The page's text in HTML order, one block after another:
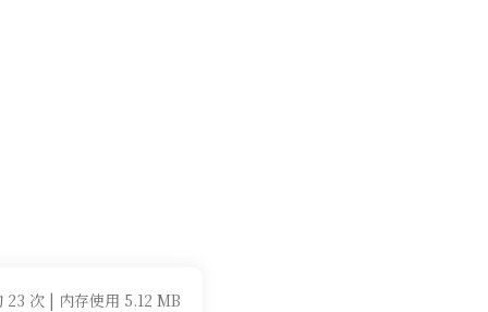
23 次 | 内存使用 5.12 MB